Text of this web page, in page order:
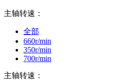
主轴转速：
全部
660r/min
350r/min
700r/min
主轴转速：